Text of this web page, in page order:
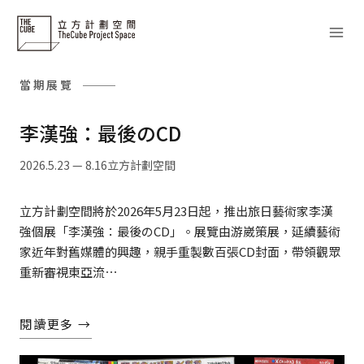
Skip
content
當期展覽
李漢強：最後のCD
2026.5.23 — 8.16立方計劃空間
立方計劃空間將於2026年5月23日起，推出旅日藝術家李漢
強個展「李漢強：最後のCD」。展覽由游崴策展，延續藝術
家近年對舊媒體的興趣，親手重製數百張CD封面，帶領觀眾
重新審視東亞流⋯
閱讀更多 →
閱讀全文 →